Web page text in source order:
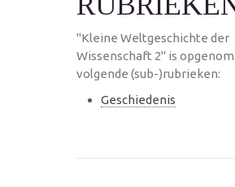
"Kleine Weltgeschichte der
Wissenschaft 2" is
volgende (sub-)rubrieken:
Geschiedenis